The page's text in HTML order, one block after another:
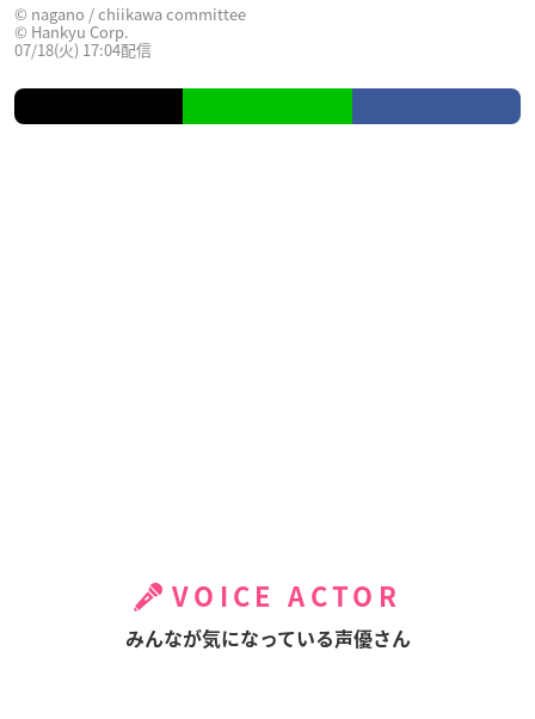
© nagano / chiikawa committee
© Hankyu Corp.
07/18(火) 17:04配信
VOICE ACTOR
みんなが気になっている声優さん